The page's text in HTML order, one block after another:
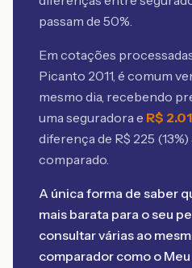
passam de 50%.
Em cotações
Picanto 2011, é comum
mesmo dia, recebendo
uma seguradora e R$
diferença de R$ 225 (13
comparado.
A única forma de saber
mais barata para o seu
consultar várias ao
comparador como o